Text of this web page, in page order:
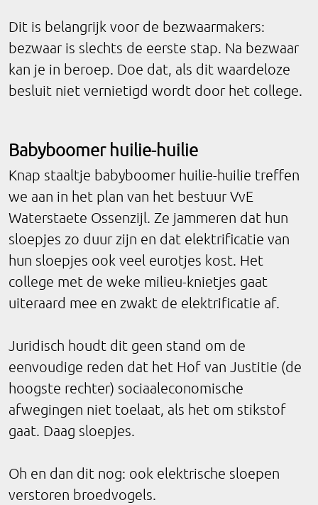
Dit is belangrijk voor de bezwaarmakers:
bezwaar is slechts de eerste stap. Na bezwaar
kan je in beroep. Doe dat, als dit waardeloze
besluit niet vernietigd wordt door het college.
Babyboomer huilie-huilie
Knap staaltje babyboomer huilie-huilie treffen
we aan in het plan van het bestuur VvE
Waterstaete Ossenzijl. Ze jammeren dat hun
sloepjes zo duur zijn en dat elektrificatie van
hun sloepjes ook veel eurotjes kost. Het
college met de weke milieu-knietjes gaat
uiteraard mee en zwakt de elektrificatie af.
Juridisch houdt dit geen stand om de
eenvoudige reden dat het Hof van Justitie (de
hoogste rechter) sociaaleconomische
afwegingen niet toelaat, als het om stikstof
gaat. Daag sloepjes.
Oh en dan dit nog: ook elektrische sloepen
verstoren broedvogels.